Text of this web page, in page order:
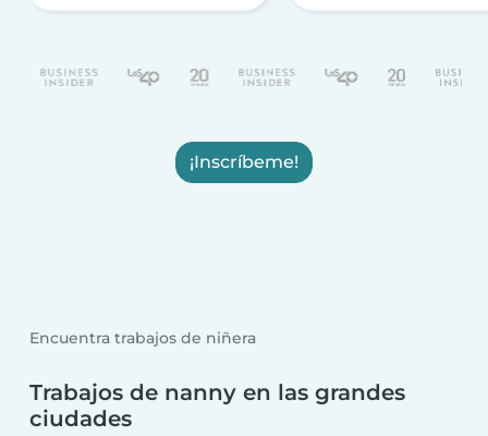
¡Inscríbeme!
Encuentra trabajos de niñera
Trabajos de nanny en las grandes
ciudades